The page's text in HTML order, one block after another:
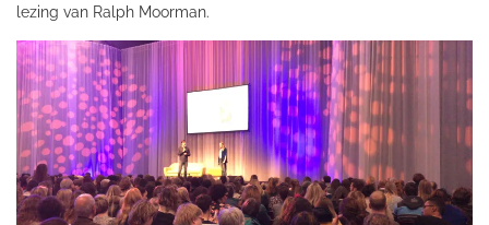
lezing van Ralph Moorman.